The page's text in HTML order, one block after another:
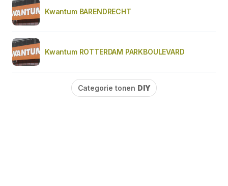
Kwantum BARENDRECHT
Kwantum ROTTERDAM PARKBOULEVARD
Categorie tonen DIY